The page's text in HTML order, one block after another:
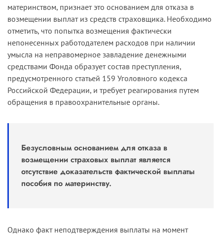
материнством, признает это основанием для отказа в
возмещении выплат из средств страховщика. Необходимо
отметить, что попытка возмещения фактически
непонесенных работодателем расходов при наличии
умысла на неправомерное завладение денежными
средствами Фонда образует состав преступления,
предусмотренного статьей 159 Уголовного кодекса
Российской Федерации, и требует реагирования путем
обращения в правоохранительные органы.
Безусловным основанием для отказа в
возмещении страховых выплат является
отсутствие доказательств фактической выплаты
пособия по материнству.
Однако факт неподтверждения выплаты на момент